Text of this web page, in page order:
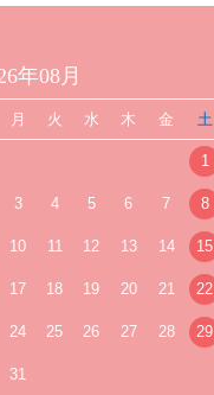
年08月
月 火 水 木 金 土
1
3 4 5 6 7 8
10 11 12 13 14 15
17 18 19 20 21 22
24 25 26 27 28 29
31